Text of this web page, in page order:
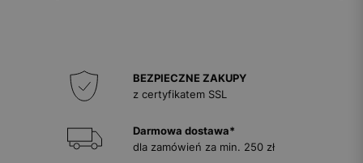
BEZPIECZNE ZAKUPY
z certyfikatem SSL
Darmowa dostawa*
dla zamówień za min. 250 zł